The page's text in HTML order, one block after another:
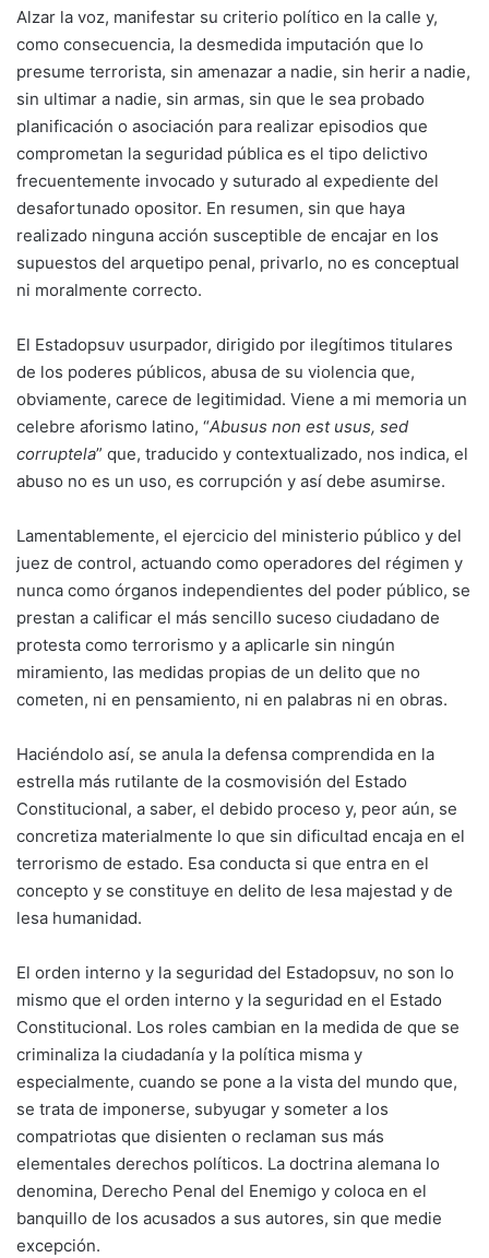
Alzar la voz, manifestar su criterio político en la calle y,
como consecuencia, la desmedida imputación que lo
presume terrorista, sin amenazar a nadie, sin herir a nadie,
sin ultimar a nadie, sin armas, sin que le sea probado
planificación o asociación para realizar episodios que
comprometan la seguridad pública es el tipo delictivo
frecuentemente invocado y suturado al expediente del
desafortunado opositor. En resumen, sin que haya
realizado ninguna acción susceptible de encajar en los
supuestos del arquetipo penal, privarlo, no es conceptual
ni moralmente correcto.
El Estadopsuv usurpador, dirigido por ilegítimos titulares
de los poderes públicos, abusa de su violencia que,
obviamente, carece de legitimidad. Viene a mi memoria un
celebre aforismo latino, “Abusus non est usus, sed
corruptela” que, traducido y contextualizado, nos indica, el
abuso no es un uso, es corrupción y así debe asumirse.
Lamentablemente, el ejercicio del ministerio público y del
juez de control, actuando como operadores del régimen y
nunca como órganos independientes del poder público, se
prestan a calificar el más sencillo suceso ciudadano de
protesta como terrorismo y a aplicarle sin ningún
miramiento, las medidas propias de un delito que no
cometen, ni en pensamiento, ni en palabras ni en obras.
Haciéndolo así, se anula la defensa comprendida en la
estrella más rutilante de la cosmovisión del Estado
Constitucional, a saber, el debido proceso y, peor aún, se
concretiza materialmente lo que sin dificultad encaja en el
terrorismo de estado. Esa conducta si que entra en el
concepto y se constituye en delito de lesa majestad y de
lesa humanidad.
El orden interno y la seguridad del Estadopsuv, no son lo
mismo que el orden interno y la seguridad en el Estado
Constitucional. Los roles cambian en la medida de que se
criminaliza la ciudadanía y la política misma y
especialmente, cuando se pone a la vista del mundo que,
se trata de imponerse, subyugar y someter a los
compatriotas que disienten o reclaman sus más
elementales derechos políticos. La doctrina alemana lo
denomina, Derecho Penal del Enemigo y coloca en el
banquillo de los acusados a sus autores, sin que medie
excepción.